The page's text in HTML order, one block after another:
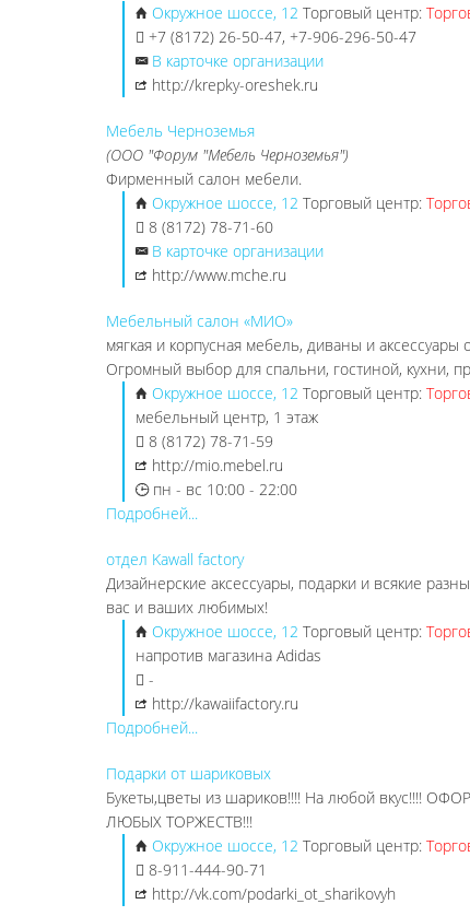
Окружное шоссе, 12 Торговый центр:
+7 (8172) 26-50-47, +7-906-296-50-47
В карточке организации
http://krepky-oreshek.ru
Мебель Черноземья
(ООО "Форум "Мебель Черноземья")
Фирменный салон мебели.
Окружное шоссе, 12 Торговый центр:
8 (8172) 78-71-60
В карточке организации
http://www.mche.ru
Мебельный салон «МИО»
мягкая и корпусная мебель, диваны и
Огромный выбор для спальни, гостиной, кухни,
Окружное шоссе, 12 Торговый центр:
мебельный центр, 1 этаж
8 (8172) 78-71-59
http://mio.mebel.ru
пн - вс 10:00 - 22:00
Подробней...
отдел Kawall factory
Дизайнерские аксессуары, подарки и всякие
вас и ваших любимых!
Окружное шоссе, 12 Торговый центр:
напротив магазина Adidas
-
http://kawaiifactory.ru
Подробней...
Подарки от шариковых
Букеты,цветы из шариков!!!! На любой вкус!!!!
ЛЮБЫХ ТОРЖЕСТВ!!!
Окружное шоссе, 12 Торговый центр:
8-911-444-90-71
http://vk.com/podarki_ot_sharikovyh